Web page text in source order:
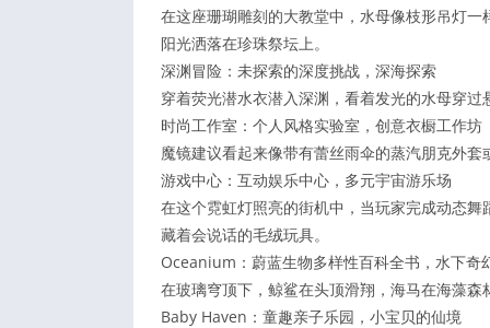
在这座珊瑚雕刻的大教堂中，水母像枝形吊灯
阳光洒落在珍珠祭坛上。
深渊冒险：未探索的深度挑战，深海探索
穿着荧光潜水衣潜入深渊，看着发光的水母穿
时尚工作室：个人风格实验室，创意衣橱工作坊
魔镜建议看起来像带有蕾丝雨伞的蒸汽朋克外
游戏中心：互动娱乐中心，多元宇宙游乐场
在这个霓虹灯照亮的街机中，当玩家完成动态
藏着会说话的毛绒玩具。
Oceanium：蔚蓝生物多样性百科全书，水下奇
在玻璃穹顶下，鲸鲨在头顶滑翔，海马在海藻
Baby Haven：童趣亲子乐园，小宝贝的仙境